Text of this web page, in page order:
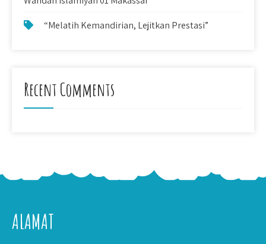
“Melatih Kemandirian, Lejitkan Prestasi”
Recent Comments
ALAMAT